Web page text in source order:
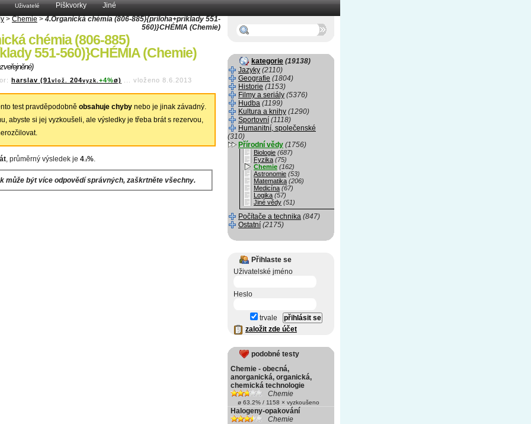
Uživatelé Piškvorky
Jiné
> Chemie > 4.Organická chémia (806-885){príloha+príklady 551-
560)}CHÉMIA (Chemie)
chémia (806-885)
551-560)}CHÉMIA (Chemie)
harslav (91vlož. 204vyzk. +4%ø) vloženo 8.6.2013
test pravděpodobně obsahuje chyby nebo je jinak závadný.
abyste si jej vyzkoušeli, ale výsledky je třeba brát s rezervou,
, průměrný výsledek je 4 .2%.
může být více odpovědí správných, zaškrtněte všechny.
kategorie (19138)
Jazyky (2110)
Geografie (1804)
Historie (1153)
Filmy a seriály (5376)
Hudba (1199)
Kultura a knihy (1290)
Sportovní (1118)
Humanitní, společenské
(310)
Přírodní vědy (1756)
Biologie (687)
Fyzika (75)
Chemie (162)
Astronomie (53)
Matematika (206)
Medicína (67)
Logika (57)
Jiné vědy (51)
Počítače a technika (847)
Ostatní (2175)
Přihlaste se
Uživatelské jméno
Heslo
trvale
založit zde účet
podobné testy
Chemie - obecná,
anorganická, organická,
chemická technologie
Chemie
ø 63.2% / 1158 × vyzkoušeno
Halogeny-opakování
Chemie